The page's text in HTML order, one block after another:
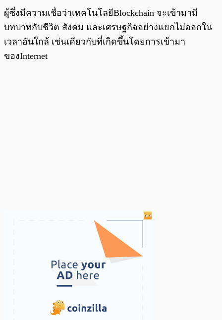
ผู้ซึ่งมีความเชื่อว่าเทคโนโลยีBlockchain จะเข้ามามี
บทบาทกับชีวิต สังคม และเศรษฐกิจอย่างแยกไม่ออกใน
เวลาอันใกล้ เช่นเดียวกับที่เกิดขึ้นโดยการเข้ามา
ของInternet